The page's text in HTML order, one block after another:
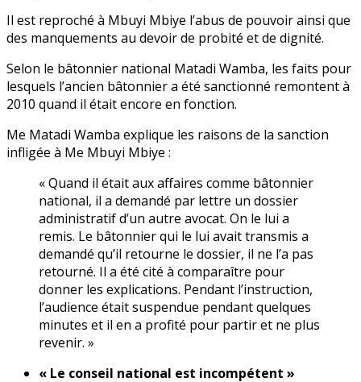
Il est reproché à Mbuyi Mbiye l’abus de pouvoir ainsi que
des manquements au devoir de probité et de dignité.
Selon le bâtonnier national Matadi Wamba, les faits pour
lesquels l’ancien bâtonnier a été sanctionné remontent à
2010 quand il était encore en fonction.
Me Matadi Wamba explique les raisons de la sanction
infligée à Me Mbuyi Mbiye :
« Quand il était aux affaires comme bâtonnier
national, il a demandé par lettre un dossier
administratif d’un autre avocat. On le lui a
remis. Le bâtonnier qui le lui avait transmis a
demandé qu’il retourne le dossier, il ne l’a pas
retourné. Il a été cité à comparaître pour
donner les explications. Pendant l’instruction,
l’audience était suspendue pendant quelques
minutes et il en a profité pour partir et ne plus
revenir. »
« Le conseil national est incompétent »